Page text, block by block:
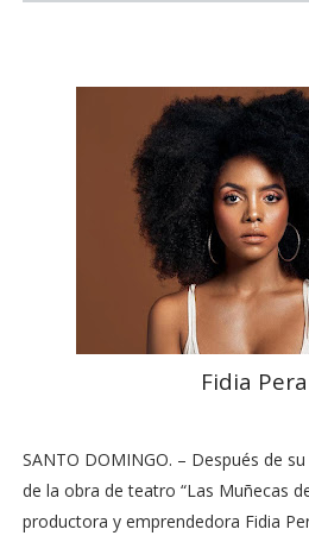
Fidia
SANTO DOMINGO. – Después de
de la obra de teatro “Las Muñecas
productora y emprendedora Fidia